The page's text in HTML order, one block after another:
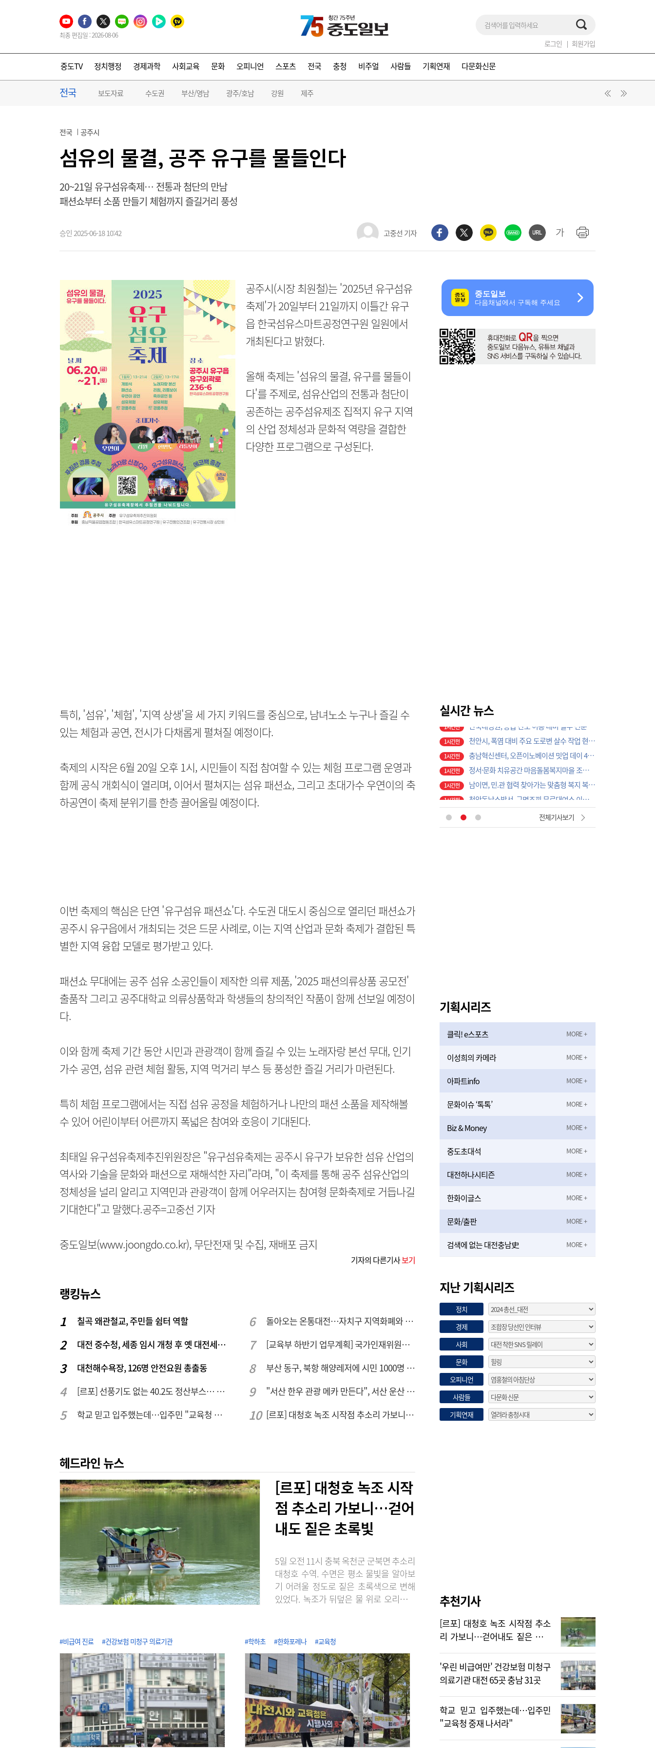
최종 편집일 : 2026-08-06
로그인 회원가입
중도TV 정치행정 경제과학 사회교육 문화 오피니언 스포츠 전국 충청 비주얼 사람들 기획연재 다문화신문
전국 보도자료 수도권 부산/영남 광주/호남 강원 제주
전국 공주시
섬유의 물결, 공주 유구를 물들인다
20~21일 유구섬유축제… 전통과 첨단의 만남
패션쇼부터 소품 만들기 체험까지 즐길거리 풍성
승인 2025-06-18 10:42 고중선 기자
공주시(시장 최원철)는 '2025년 유구섬유
축제'가 20일부터 21일까지 이틀간 유구
읍 한국섬유스마트공정연구원 일원에서
개최된다고 밝혔다.
올해 축제는 '섬유의 물결, 유구를 물들이
다'를 주제로, 섬유산업의 전통과 첨단이
공존하는 공주섬유제조 집적지 유구 지역
의 산업 정체성과 문화적 역량을 결합한
다양한 프로그램으로 구성된다.
특히, '섬유', '체험', '지역 상생'을 세 가지 키워드를 중심으로, 남녀노소 누구나 즐길 수
있는 체험과 공연, 전시가 다채롭게 펼쳐질 예정이다.
축제의 시작은 6월 20일 오후 1시, 시민들이 직접 참여할 수 있는 체험 프로그램 운영과
함께 공식 개회식이 열리며, 이어서 펼쳐지는 섬유 패션쇼, 그리고 초대가수 우연이의 축
하공연이 축제 분위기를 한층 끌어올릴 예정이다.
이번 축제의 핵심은 단연 '유구섬유 패션쇼'다. 수도권 대도시 중심으로 열리던 패션쇼가
공주시 유구읍에서 개최되는 것은 드문 사례로, 이는 지역 산업과 문화 축제가 결합된 특
별한 지역 융합 모델로 평가받고 있다.
패션쇼 무대에는 공주 섬유 소공인들이 제작한 의류 제품, '2025 패션의류상품 공모전'
출품작 그리고 공주대학교 의류상품학과 학생들의 창의적인 작품이 함께 선보일 예정이
다.
이와 함께 축제 기간 동안 시민과 관광객이 함께 즐길 수 있는 노래자랑 본선 무대, 인기
가수 공연, 섬유 관련 체험 활동, 지역 먹거리 부스 등 풍성한 즐길 거리가 마련된다.
특히 체험 프로그램에서는 직접 섬유 공정을 체험하거나 나만의 패션 소품을 제작해볼
수 있어 어린이부터 어른까지 폭넓은 참여와 호응이 기대된다.
최태일 유구섬유축제추진위원장은 "유구섬유축제는 공주시 유구가 보유한 섬유 산업의
역사와 기술을 문화와 패션으로 재해석한 자리"라며, "이 축제를 통해 공주 섬유산업의
정체성을 널리 알리고 지역민과 관광객이 함께 어우러지는 참여형 문화축제로 거듭나길
기대한다"고 말했다.공주=고중선 기자
중도일보(www.joongdo.co.kr), 무단전재 및 수집, 재배포 금지
기자의 다른기사보기
랭킹뉴스
칠곡 왜관철교, 주민들 쉼터 역할
대전 중수청, 세종 임시 개청 후 옛 대전세무서 부지로 이전 추진
대천해수욕장, 126명 안전요원 총출동
[르포] 선풍기도 없는 40.2도 정산부스… 폭염 속 공영주차장 근로자
학교 믿고 입주했는데…입주민 "교육청 중재 나서라"
돌아오는 온통대전…자치구 지역화폐와 연계·통합 가능할까
[교육부 하반기 업무계획] 국가인재위원회 신설… 거점국립대 3곳 성장엔진·AI 분야 패키지 지원
부산 동구, 북항 해양레저에 시민 1000명 모였다
"서산 한우 관광 메카 만든다", 서산 운산 농어촌관광휴양단지 조성 본격 시동
[르포] 대청호 녹조 시작점 추소리 가보니…걷어내도 짙은 초록빛
헤드라인 뉴스
[르포] 대청호 녹조 시작
점 추소리 가보니…걷어
내도 짙은 초록빛
5일 오전 11시 충북 옥천군 군북면 추소리
대청호 수역. 수면은 평소 물빛을 알아보
기 어려울 정도로 짙은 초록색으로 변해
있었다. 녹조가 뒤덮은 물 위로 오리들이
날아들었다. 플라스틱 컵으로 수면의 물을
쏟아낸 뒤에도 컵 안쪽에는 녹색 흔적이
남았다. 추소리 수역은 매년 여름이면 녹
조가 반복적으로 발생하는 곳이다. 이날도
작업자들이 녹조방제선에 올라 수면을 뒤
덮은 녹조를 걷어내고 있었다. 방제 작업
은 하루 두..
#비급여 진료 #건강보험 미청구 의료기관 #학하초 #한화포레나 #교육청
실시간 뉴스
1시간전
1시간전 "꽃보다 아름다운 봉사의 손길", 생활개선서산시연합회, 서산국화축제 성공 위해 구슬땀
1시간전 정진훈 증평부군수, 저수지 안전관리 실태점검···여름철 수난사고 예방 총력
전체기사보기
기획시리즈
클릭! e스포츠
이성희의 카메라
아파트info
문화이슈 ‘톡톡’
Biz & Money
중도초대석
대전하나시티즌
한화이글스
문화/출판
검색에 없는 대전충남史
지난 기획시리즈
정치
경제
사회
문화
오피니언
사람들
기획연재
추천기사
[르포] 대청호 녹조 시작점 추소
리 가보니…걷어내도 짙은 초록
빛
'우린 비급여만' 건강보험 미청구
의료기관 대전 65곳 충남 31곳
학교 믿고 입주했는데…입주민
"교육청 중재 나서라"